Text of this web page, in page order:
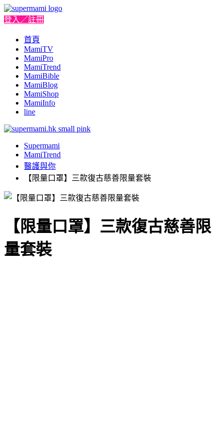
登入／註冊
首頁
MamiTV
MamiPro
MamiTrend
MamiBible
MamiBlog
MamiShop
MamiInfo
line
Supermami
MamiTrend
醫護與你
【限量口罩】三款復古慈善限量套裝
【限量口罩】三款復古慈善限
量套裝